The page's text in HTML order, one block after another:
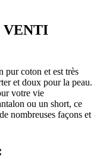
VENTI
coton et est très
et doux pour la peau.
votre vie
ou un short, ce
nombreuses façons et